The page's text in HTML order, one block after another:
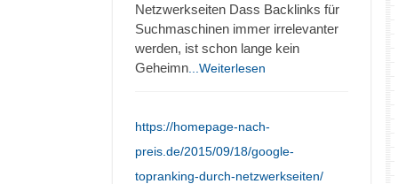
Netzwerkseiten Dass Backlinks für
Suchmaschinen immer irrelevanter
werden, ist schon lange kein
Geheimn ...Weiterlesen
https://homepage-nach-
preis.de/2015/09/18/google-
topranking-durch-netzwerkseiten/